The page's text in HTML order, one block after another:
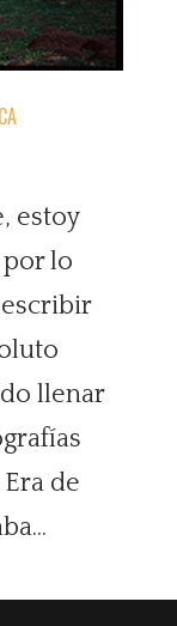
estoy
por lo
llenar
de